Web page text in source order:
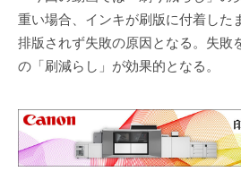
重い場合、インキが刷版に付着した
排版されず失敗の原因となる。失敗
の「刷減らし」が効果的となる。